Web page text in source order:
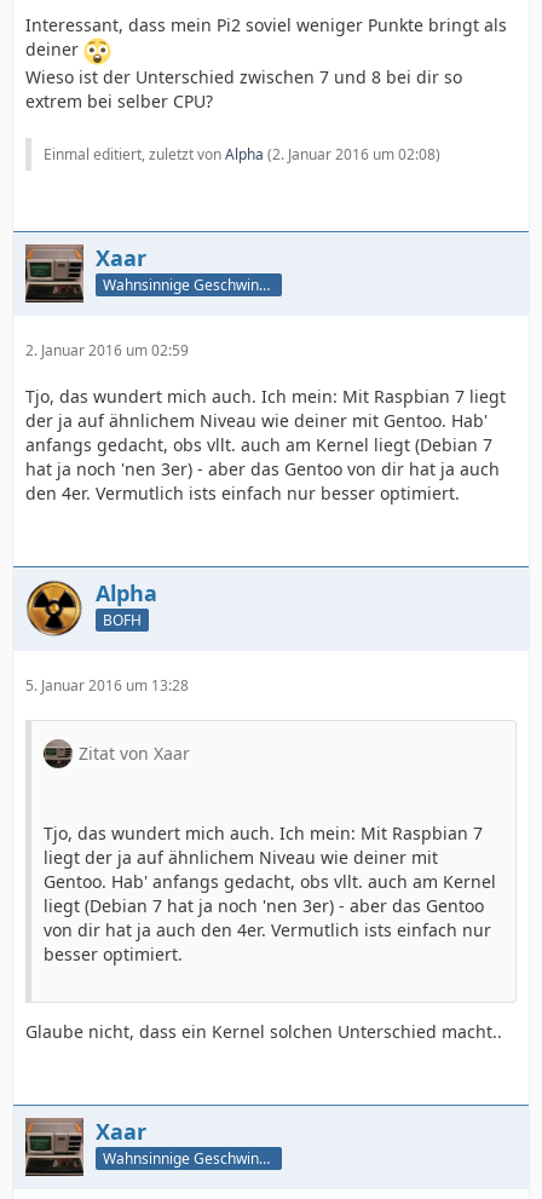
Interessant, dass mein Pi2 soviel weniger Punkte bringt als
deiner
Wieso ist der Unterschied zwischen 7 und 8 bei dir so
extrem bei selber CPU?
Einmal editiert, zuletzt vonAlpha (2. Januar 2016 um 02:08)
Xaar
Wahnsinnige Geschwindigkeit - und los!
2. Januar 2016 um 02:59
Tjo, das wundert mich auch. Ich mein: Mit Raspbian 7 liegt
der ja auf ähnlichem Niveau wie deiner mit Gentoo. Hab'
anfangs gedacht, obs vllt. auch am Kernel liegt (Debian 7
hat ja noch 'nen 3er) - aber das Gentoo von dir hat ja auch
den 4er. Vermutlich ists einfach nur besser optimiert.
Alpha
BOFH
5. Januar 2016 um 13:28
Zitat von Xaar
Tjo, das wundert mich auch. Ich mein: Mit Raspbian 7
liegt der ja auf ähnlichem Niveau wie deiner mit
Gentoo. Hab' anfangs gedacht, obs vllt. auch am Kernel
liegt (Debian 7 hat ja noch 'nen 3er) - aber das Gentoo
von dir hat ja auch den 4er. Vermutlich ists einfach nur
besser optimiert.
Glaube nicht, dass ein Kernel solchen Unterschied macht..
Xaar
Wahnsinnige Geschwindigkeit - und los!